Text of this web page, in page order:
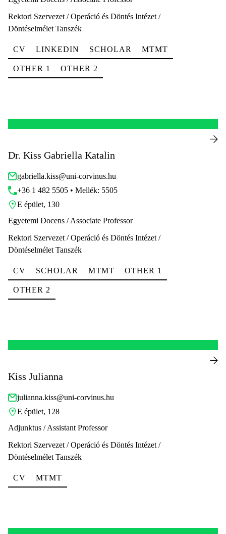
Rektori Szervezet / Operáció és Döntés Intézet /
Döntéselmélet Tanszék
CV LINKEDIN SCHOLAR MTMT
OTHER 1 OTHER 2
Dr. Kiss Gabriella Katalin
gabriella.kiss@uni-corvinus.hu
+36 1 482 5505 • Mellék: 5505
E épület, 130
Egyetemi Docens / Associate Professor
Rektori Szervezet / Operáció és Döntés Intézet /
Döntéselmélet Tanszék
CV SCHOLAR MTMT OTHER 1
OTHER 2
Kiss Julianna
julianna.kiss@uni-corvinus.hu
E épület, 128
Adjunktus / Assistant Professor
Rektori Szervezet / Operáció és Döntés Intézet /
Döntéselmélet Tanszék
CV MTMT